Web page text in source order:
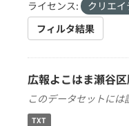
ライセンス:
クリエ
フィルタ結果
広報よこはま瀬谷
このデータセットに
TXT